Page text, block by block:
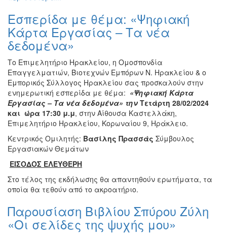
Εσπερίδα με θέμα: «Ψηφιακή
Κάρτα Εργασίας – Τα νέα
δεδομένα»
Το Επιμελητήριο Ηρακλείου, η Ομοσπονδία
Επαγγελματιών, Βιοτεχνών Εμπόρων Ν. Ηρακλείου & ο
Εμπορικός Σύλλογος Ηρακλείου σας προσκαλούν στην
ενημερωτική εσπερίδα με θέμα: «Ψηφιακή Κάρτα
Εργασίας – Τα νέα δεδομένα» την Τετάρτη 28/02/2024
και ώρα 17:30 μ.μ, στην Αίθουσα Καστελλάκη,
Επιμελητήριο Ηρακλείου, Κορωναίου 9, Ηράκλειο.
Κεντρικός Ομιλητής: Βασίλης Πρασσάς Σύμβουλος
Εργασιακών Θεμάτων
ΕΙΣΟΔΟΣ ΕΛΕΥΘΕΡΗ
Στο τέλος της εκδήλωσης θα απαντηθούν ερωτήματα, τα
οποία θα τεθούν από το ακροατήριο.
Παρουσίαση Βιβλίου Σπύρου Ζύλη
«Οι σελίδες της ψυχής μου»